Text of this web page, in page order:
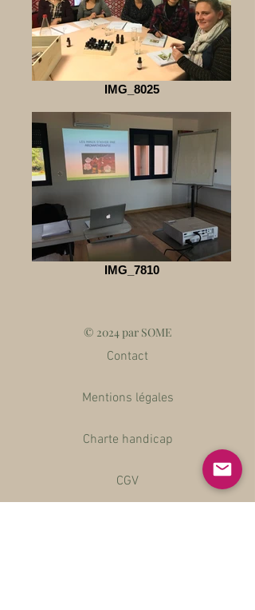
IMG_8025
IMG_7810
© 2024 par SOME
Contact
Mentions légales
Charte handicap
CGV